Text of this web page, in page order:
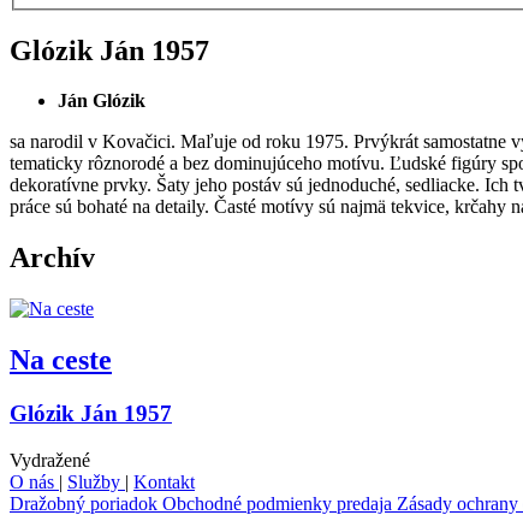
Glózik Ján 1957
Ján Glózik
sa narodil v Kovačici. Maľuje od roku 1975. Prvýkrát samostatne
tematicky rôznorodé a bez dominujúceho motívu. Ľudské figúry
dekoratívne prvky. Šaty jeho postáv sú jednoduché, sedliacke.
práce sú bohaté na detaily. Časté motívy sú najmä tekvice, krčahy
Archív
Na ceste
Glózik Ján 1957
Vydražené
O nás | Služby | Kontakt
Dražobný poriadok Obchodné podmienky predaja Zásady